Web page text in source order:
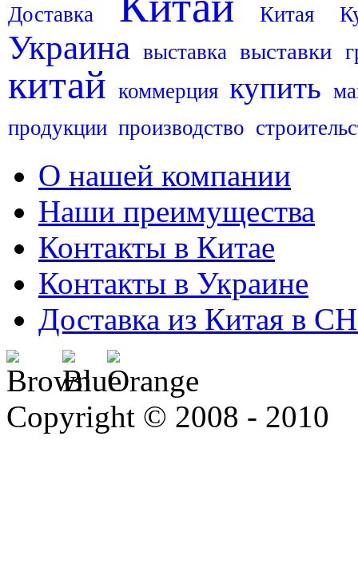
Доставка Китая
Украина выставка выставки
китай коммерция купить
продукции производство
О нашей компании
Наши преимущества
Контакты в Китае
Контакты в Украине
Доставка из Китая в
Copyright © 2008 - 2010